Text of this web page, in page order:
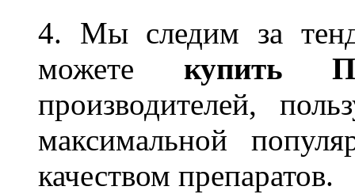
4. Мы следим за
можете купить
производителей,
максимальной
качеством препаратов.